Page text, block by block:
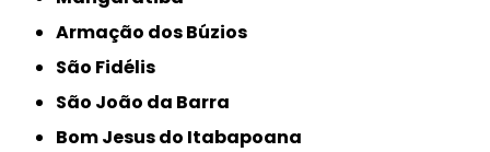
Armação dos Búzios
São Fidélis
São João da Barra
Bom Jesus do Itabapoana